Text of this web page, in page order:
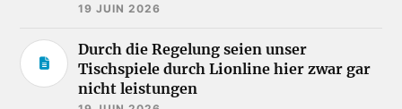
19 JUIN 2026
Durch die Regelung seien unser
Tischspiele durch Lionline hier zwar gar
nicht leistungen